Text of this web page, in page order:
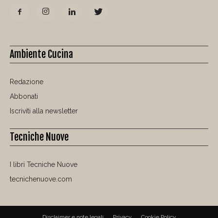
Ambiente Cucina
Redazione
Abbonati
Iscriviti alla newsletter
Tecniche Nuove
I libri Tecniche Nuove
tecnichenuove.com